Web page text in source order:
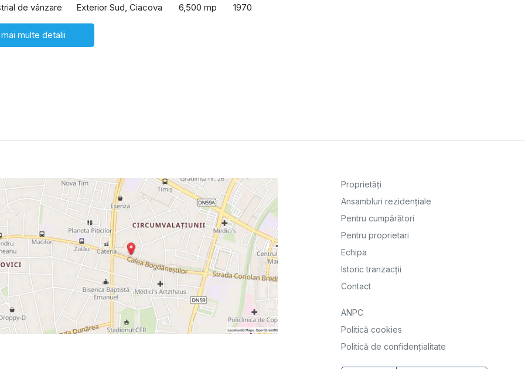
de vânzare Exterior Sud, Ciacova 6,500 mp 1970
multe detalii
Proprietăți
Ansambluri rezidențiale
Pentru cumpărători
Pentru proprietari
Echipa
Istoric tranzacții
Contact
ANPC
Politică cookies
Politică de confidențialitate